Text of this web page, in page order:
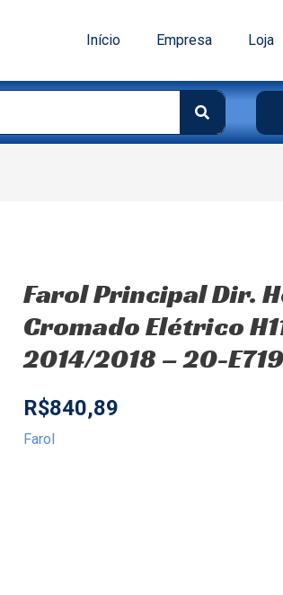
Início Empresa Loja
Farol Principal Dir.
Cromado Elétrico
2014/2018 – 20-
R$840,89
Farol